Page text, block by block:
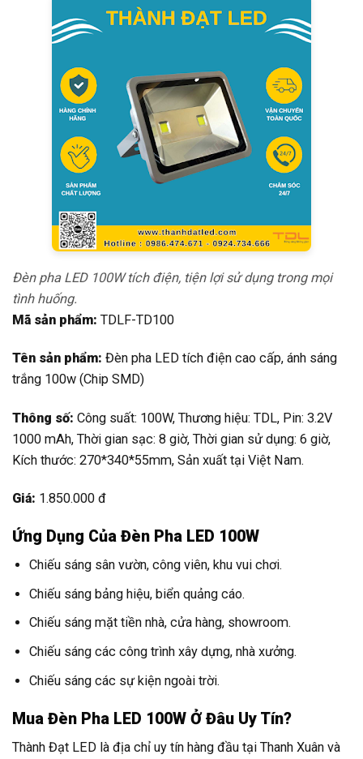
Đèn pha LED 100W tích điện, tiện lợi sử dụng trong mọi
tình huống.
Mã sản phẩm: TDLF-TD100
Tên sản phẩm: Đèn pha LED tích điện cao cấp, ánh sáng
trắng 100w (Chip SMD)
Thông số: Công suất: 100W, Thương hiệu: TDL, Pin: 3.2V
1000 mAh, Thời gian sạc: 8 giờ, Thời gian sử dụng: 6 giờ,
Kích thước: 270*340*55mm, Sản xuất tại Việt Nam.
Giá: 1.850.000 đ
Ứng Dụng Của Đèn Pha LED 100W
Chiếu sáng sân vườn, công viên, khu vui chơi.
Chiếu sáng bảng hiệu, biển quảng cáo.
Chiếu sáng mặt tiền nhà, cửa hàng, showroom.
Chiếu sáng các công trình xây dựng, nhà xưởng.
Chiếu sáng các sự kiện ngoài trời.
Mua Đèn Pha LED 100W Ở Đâu Uy Tín?
Thành Đạt LED là địa chỉ uy tín hàng đầu tại Thanh Xuân và